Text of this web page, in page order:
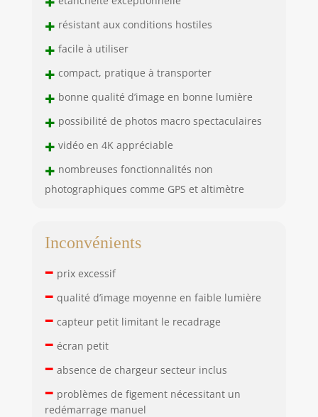
+ résistant aux conditions hostiles
+ facile à utiliser
+ compact, pratique à transporter
+ bonne qualité d’image en bonne lumière
+ possibilité de photos macro spectaculaires
+ vidéo en 4K appréciable
+ nombreuses fonctionnalités non
photographiques comme GPS et altimètre
Inconvénients
– prix excessif
– qualité d’image moyenne en faible lumière
– capteur petit limitant le recadrage
– écran petit
– absence de chargeur secteur inclus
– problèmes de figement nécessitant un
redémarrage manuel